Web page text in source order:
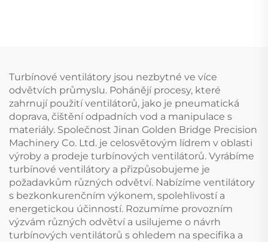
Turbínové ventilátory jsou nezbytné ve více
odvětvích průmyslu. Pohánějí procesy, které
zahrnují použití ventilátorů, jako je pneumatická
doprava, čištění odpadních vod a manipulace s
materiály. Společnost Jinan Golden Bridge Precision
Machinery Co. Ltd. je celosvětovým lídrem v oblasti
výroby a prodeje turbínových ventilátorů. Vyrábíme
turbínové ventilátory a přizpůsobujeme je
požadavkům různých odvětví. Nabízíme ventilátory
s bezkonkurenčním výkonem, spolehlivostí a
energetickou účinností. Rozumíme provozním
výzvám různých odvětví a usilujeme o návrh
turbínových ventilátorů s ohledem na specifika a